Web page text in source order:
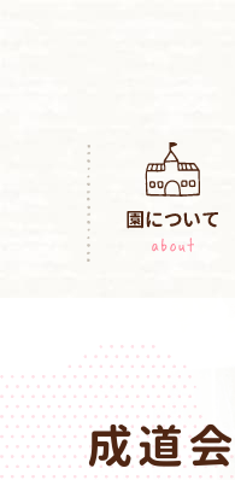
成道会